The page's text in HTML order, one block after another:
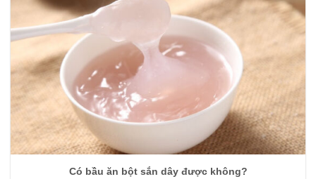
Có bầu ăn bột sắn dây được không?